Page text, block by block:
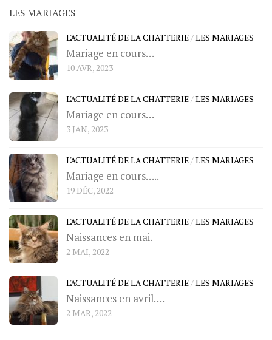
LES MARIAGES
L'ACTUALITÉ DE LA CHATTERIE/LES MARIAGES
Mariage en cours…
10 AVR, 2023
L'ACTUALITÉ DE LA CHATTERIE/LES MARIAGES
Mariage en cours…
3 JAN, 2023
L'ACTUALITÉ DE LA CHATTERIE/LES MARIAGES
Mariage en cours…..
19 DÉC, 2022
L'ACTUALITÉ DE LA CHATTERIE/LES MARIAGES
Naissances en mai.
2 MAI, 2022
L'ACTUALITÉ DE LA CHATTERIE/LES MARIAGES
Naissances en avril….
2 MAR, 2022